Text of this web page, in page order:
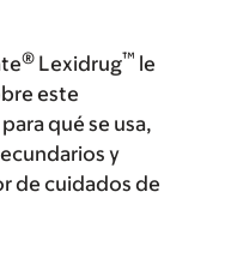
® Lexidrug™ le
este
qué se usa,
y
de cuidados de